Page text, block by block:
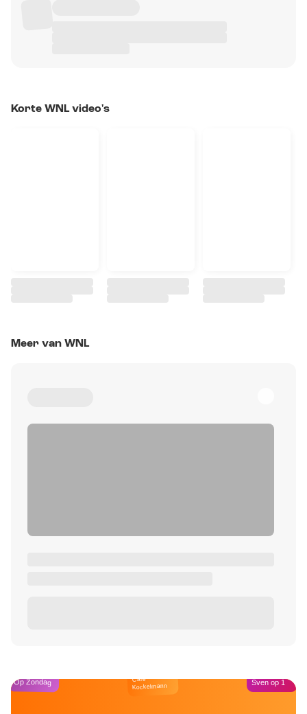
Korte WNL video's
Meer van WNL
Op Zondag Café
Kockelmann Sven op 1